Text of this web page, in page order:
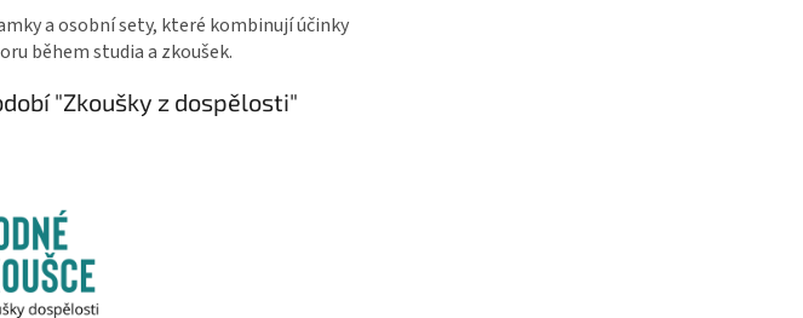
a osobní sety, které kombinují účinky
během studia a zkoušek.
"Zkoušky z dospělosti"